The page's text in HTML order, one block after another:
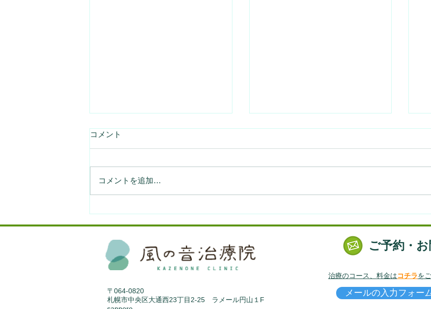
す。
は君だったのか～
コメント
コメントを追加…
ご予約・
治療のコース、料金はコチラを
〒064-0820
札幌市中央区大通西23丁目2-25 ラメール円山１F
メールの入力フォー